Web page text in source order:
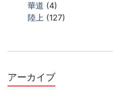
華道 (4)
陸上 (127)
アーカイブア
ー